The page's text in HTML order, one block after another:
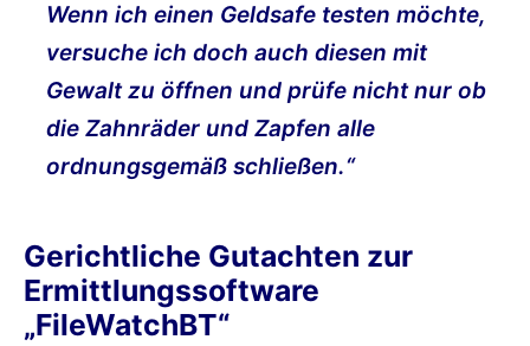
Wenn ich einen Geldsafe testen möchte,
versuche ich doch auch diesen mit
Gewalt zu öffnen und prüfe nicht nur ob
die Zahnräder und Zapfen alle
ordnungsgemäß schließen.“
Gerichtliche Gutachten zur
Ermittlungssoftware
„FileWatchBT“